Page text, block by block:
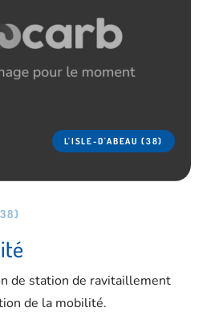
L'ISLE-D'ABEAU (38)
de station de ravitaillement
de la mobilité.